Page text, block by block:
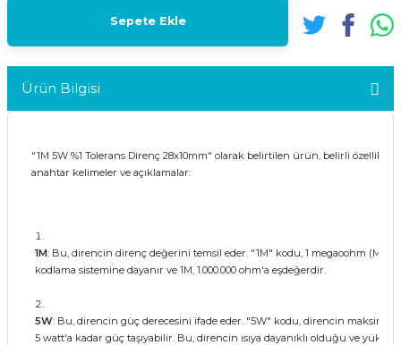
Sepete Ekle
Ürün Bilgisi
"1M 5W %1 Tolerans Direnç 28x10mm" olarak belirtilen ürün, belirli
anahtar kelimeler ve açıklamalar:
1M: Bu, direncin direnç değerini temsil eder. "1M" kodu, 1 megaoohm
kodlama sistemine dayanır ve 1M, 1.000.000 ohm'a eşdeğerdir.
5W: Bu, direncin güç derecesini ifade eder. "5W" kodu, direncin maksimum
5 watt'a kadar güç taşıyabilir. Bu, direncin ısıya dayanıklı olduğu ve